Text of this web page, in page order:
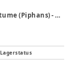
Tweety kostume (Piphans) - GUL
Lagerstatus